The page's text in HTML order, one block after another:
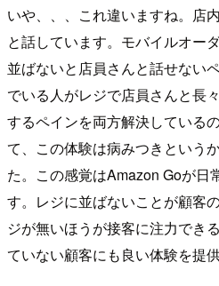
いや、、、これ違いますね。店
と話しています。モバイルオー
並ばないと店員さんと話せない
でいる人がレジで店員さんと長
するペインを両方解決している
て、この体験は病みつきという
た。この感覚はAmazon Goが日
す。レジに並ばないことが顧客
ジが無いほうが接客に注力でき
ていない顧客にも良い体験を提